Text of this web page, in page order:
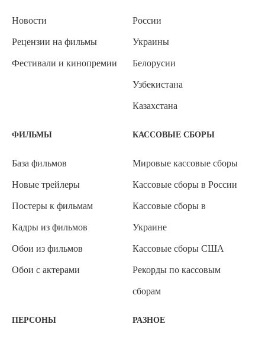
Новости
Рецензии на фильмы
Фестивали и кинопремии
России
Украины
Белорусии
Узбекистана
Казахстана
ФИЛЬМЫ
База фильмов
Новые трейлеры
Постеры к фильмам
Кадры из фильмов
Обои из фильмов
Обои с актерами
КАССОВЫЕ СБОРЫ
Мировые кассовые сборы
Кассовые сборы в России
Кассовые сборы в
Украине
Кассовые сборы США
Рекорды по кассовым
сборам
ПЕРСОНЫ РАЗНОЕ